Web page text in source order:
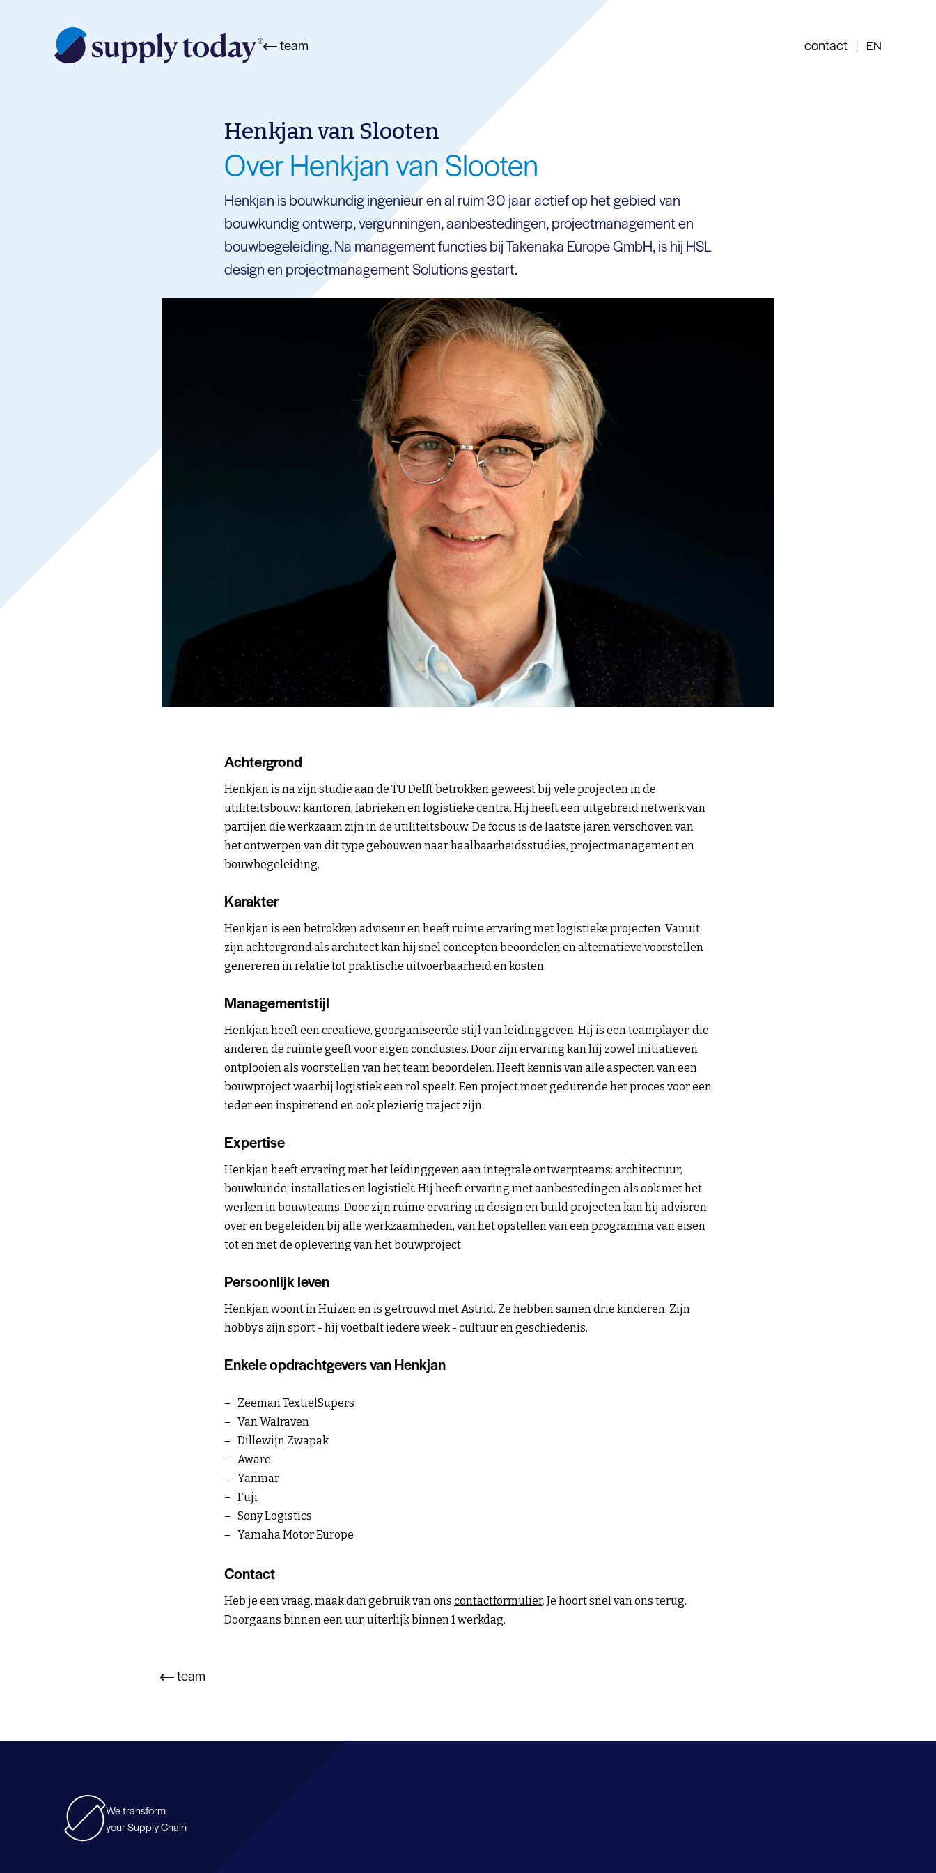
team contact | EN
Henkjan van Slooten
Over Henkjan van Slooten
Henkjan is bouwkundig ingenieur en al ruim 30 jaar actief op het gebied van
bouwkundig ontwerp, vergunningen, aanbestedingen, projectmanagement en
bouwbegeleiding. Na management functies bij Takenaka Europe GmbH, is hij HSL
design en projectmanagement Solutions gestart.
Achtergrond
Henkjan is na zijn studie aan de TU Delft betrokken geweest bij vele projecten in de
utiliteitsbouw: kantoren, fabrieken en logistieke centra. Hij heeft een uitgebreid netwerk van
partijen die werkzaam zijn in de utiliteitsbouw. De focus is de laatste jaren verschoven van
het ontwerpen van dit type gebouwen naar haalbaarheidsstudies, projectmanagement en
bouwbegeleiding.
Karakter
Henkjan is een betrokken adviseur en heeft ruime ervaring met logistieke projecten. Vanuit
zijn achtergrond als architect kan hij snel concepten beoordelen en alternatieve voorstellen
genereren in relatie tot praktische uitvoerbaarheid en kosten.
Managementstijl
Henkjan heeft een creatieve, georganiseerde stijl van leidinggeven. Hij is een teamplayer, die
anderen de ruimte geeft voor eigen conclusies. Door zijn ervaring kan hij zowel initiatieven
ontplooien als voorstellen van het team beoordelen. Heeft kennis van alle aspecten van een
bouwproject waarbij logistiek een rol speelt. Een project moet gedurende het proces voor een
ieder een inspirerend en ook plezierig traject zijn.
Expertise
Henkjan heeft ervaring met het leidinggeven aan integrale ontwerpteams: architectuur,
bouwkunde, installaties en logistiek. Hij heeft ervaring met aanbestedingen als ook met het
werken in bouwteams. Door zijn ruime ervaring in design en build projecten kan hij advisren
over en begeleiden bij alle werkzaamheden, van het opstellen van een programma van eisen
tot en met de oplevering van het bouwproject.
Persoonlijk leven
Henkjan woont in Huizen en is getrouwd met Astrid. Ze hebben samen drie kinderen. Zijn
hobby’s zijn sport - hij voetbalt iedere week - cultuur en geschiedenis.
Enkele opdrachtgevers van Henkjan
Zeeman TextielSupers
Van Walraven
Dillewijn Zwapak
Aware
Yanmar
Fuji
Sony Logistics
Yamaha Motor Europe
Contact
Heb je een vraag, maak dan gebruik van ons contactformulier. Je hoort snel van ons terug.
Doorgaans binnen een uur, uiterlijk binnen 1 werkdag.
team
We transform
your Supply Chain